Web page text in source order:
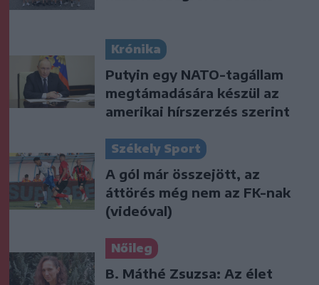
Krónika
Putyin egy NATO-tagállam
megtámadására készül az
amerikai hírszerzés szerint
Székely Sport
A gól már összejött, az
áttörés még nem az FK-nak
(videóval)
Nőileg
B. Máthé Zsuzsa: Az élet